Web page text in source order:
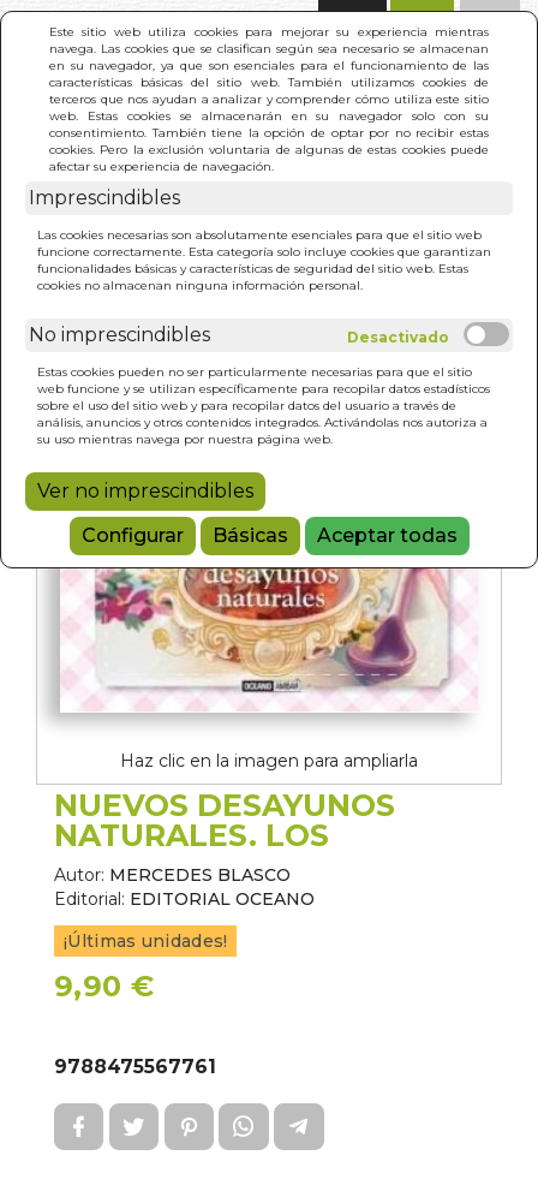
Este sitio web utiliza cookies para mejorar su experiencia mientras
navega. Las cookies que se clasifican según sea necesario se almacenan
en su navegador, ya que son esenciales para el funcionamiento de las
características básicas del sitio web. También utilizamos cookies de
terceros que nos ayudan a analizar y comprender cómo utiliza este sitio
web. Estas cookies se almacenarán en su navegador solo con su
consentimiento. También tiene la opción de optar por no recibir estas
cookies. Pero la exclusión voluntaria de algunas de estas cookies puede
afectar su experiencia de navegación.
Imprescindibles
Las cookies necesarias son absolutamente esenciales para que el sitio web
funcione correctamente. Esta categoría solo incluye cookies que garantizan
funcionalidades básicas y características de seguridad del sitio web. Estas
cookies no almacenan ninguna información personal.
No imprescindibles
Estas cookies pueden no ser particularmente necesarias para que el sitio
web funcione y se utilizan específicamente para recopilar datos estadísticos
sobre el uso del sitio web y para recopilar datos del usuario a través de
análisis, anuncios y otros contenidos integrados. Activándolas nos autoriza a
su uso mientras navega por nuestra página web.
Ver no imprescindibles
Configurar
Básicas Aceptar todas
INICIO >
Haz clic en la imagen para ampliarla
NUEVOS DESAYUNOS
NATURALES. LOS
Autor: MERCEDES BLASCO
Editorial: EDITORIAL OCEANO
¡Últimas unidades!
9,90 €
9788475567761